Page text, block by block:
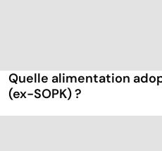
Quelle alimentation
(ex-SOPK) ?